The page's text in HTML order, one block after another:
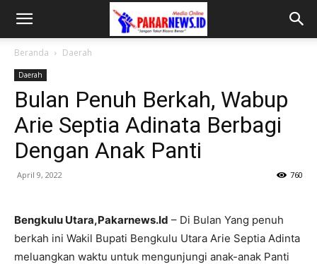
Beranda Daerah
Daerah
Bulan Penuh Berkah, Wabup
Arie Septia Adinata Berbagi
Dengan Anak Panti
April 9, 2022 760
Bengkulu Utara,Pakarnews.Id – Di Bulan Yang penuh
berkah ini Wakil Bupati Bengkulu Utara Arie Septia Adinta
meluangkan waktu untuk mengunjungi anak-anak Panti